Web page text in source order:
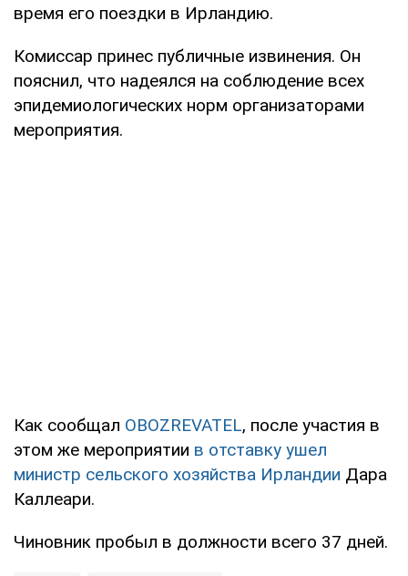
время его поездки в Ирландию.
Комиссар принес публичные извинения. Он
пояснил, что надеялся на соблюдение всех
эпидемиологических норм организаторами
мероприятия.
Как сообщал OBOZREVATEL, после участия в
этом же мероприятии в отставку ушел
министр сельского хозяйства Ирландии Дара
Каллеари.
Чиновник пробыл в должности всего 37 дней.